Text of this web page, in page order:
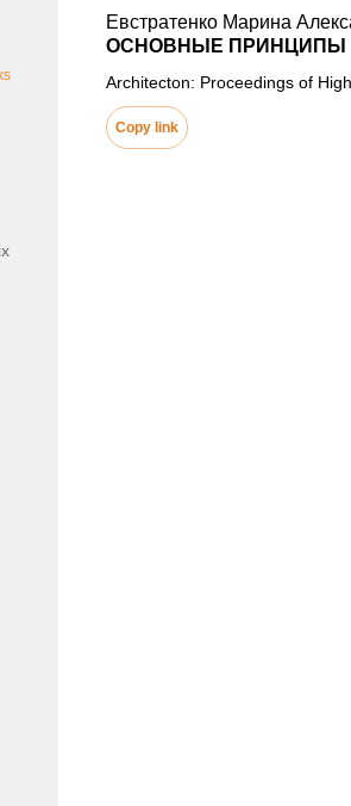
Евстратенко Марина
ОСНОВНЫЕ ПРИНЦИПЫ
Architecton: Proceedings of
Copy link